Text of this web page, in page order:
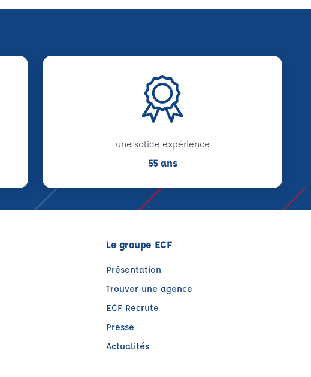
une solide expérience
55 ans
Le groupe ECF
Présentation
Trouver une agence
ECF Recrute
Presse
Actualités